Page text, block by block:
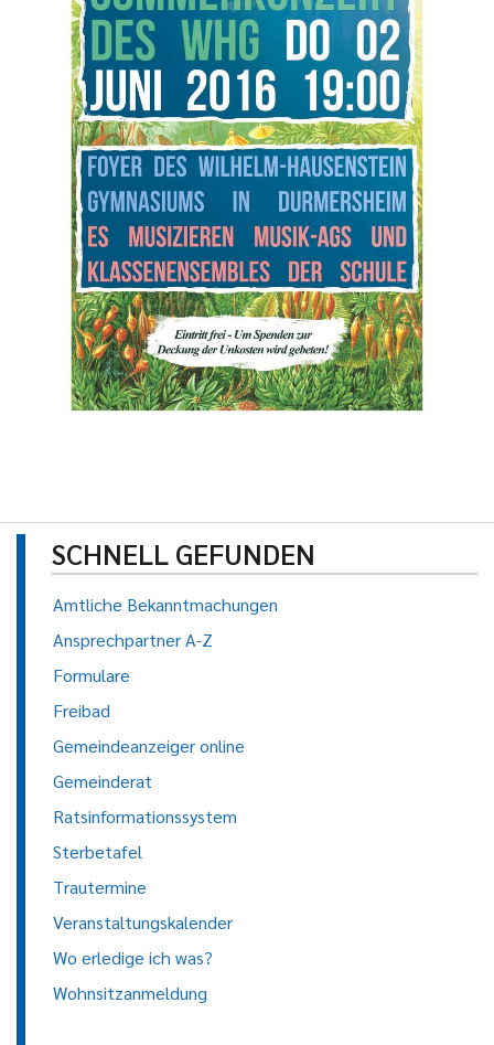
SCHNELL GEFUNDEN
Amtliche Bekanntmachungen
Ansprechpartner A-Z
Formulare
Freibad
Gemeindeanzeiger online
Gemeinderat
Ratsinformationssystem
Sterbetafel
Trautermine
Veranstaltungskalender
Wo erledige ich was?
Wohnsitzanmeldung